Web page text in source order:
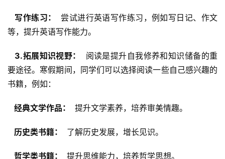
  写作练习：
尝试进行英语写作练习，例如写日记、作文
等，提升英语写作能力。
  3.拓展知识视野：
阅读是提升自我修养和知识储备的重
要途径。寒假期间，同学们可以选择阅读一些自己感兴趣的
书籍，例如：
  经典文学作品：
提升文学素养，培养审美情趣。
  历史类书籍：
了解历史发展，增长见识。
  哲学类书籍：
提升思维能力，培养哲学思想。